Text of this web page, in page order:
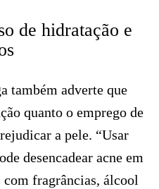
de hidratação e
também adverte que
quanto o emprego de
a pele. “Usar
desencadear acne em
com fragrâncias, álcool